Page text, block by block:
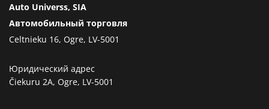
Auto Universs, SIA
Автомобильный торговля
Celtnieku 16, Ogre, LV-5001
Юридический адрес
Čiekuru 2A, Ogre, LV-5001